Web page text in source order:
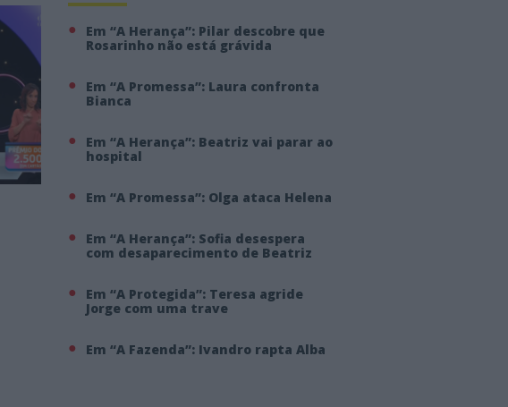
Em “A Herança”: Pilar descobre que
Rosarinho não está grávida
Em “A Promessa”: Laura confronta
Bianca
Em “A Herança”: Beatriz vai parar ao
hospital
Em “A Promessa”: Olga ataca Helena
Em “A Herança”: Sofia desespera
com desaparecimento de Beatriz
Em “A Protegida”: Teresa agride
Jorge com uma trave
Em “A Fazenda”: Ivandro rapta Alba